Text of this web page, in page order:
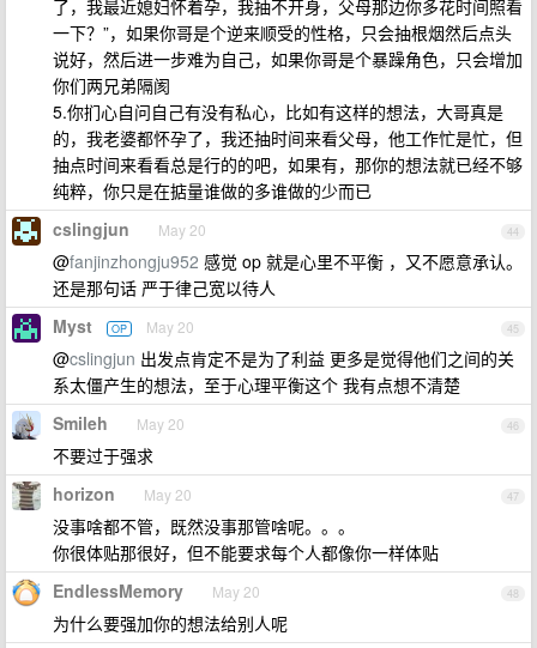
了，我最近媳妇怀着孕，我抽不开身，父母那边你多花时间照看
一下？”，如果你哥是个逆来顺受的性格，只会抽根烟然后点头
说好，然后进一步难为自己，如果你哥是个暴躁角色，只会增加
你们两兄弟隔阂
5.你扪心自问自己有没有私心，比如有这样的想法，大哥真是
的，我老婆都怀孕了，我还抽时间来看父母，他工作忙是忙，但
抽点时间来看看总是行的的吧，如果有，那你的想法就已经不够
纯粹，你只是在掂量谁做的多谁做的少而已
44
cslingjun May 20
@fanjinzhongju952 感觉 op 就是心里不平衡 ，又不愿意承认。
还是那句话 严于律己宽以待人
45
Myst OP May 20
@cslingjun 出发点肯定不是为了利益 更多是觉得他们之间的关
系太僵产生的想法，至于心理平衡这个 我有点想不清楚
46
Smileh May 20
不要过于强求
47
horizon May 20
没事啥都不管，既然没事那管啥呢。。。
你很体贴那很好，但不能要求每个人都像你一样体贴
48
EndlessMemory May 20
为什么要强加你的想法给别人呢